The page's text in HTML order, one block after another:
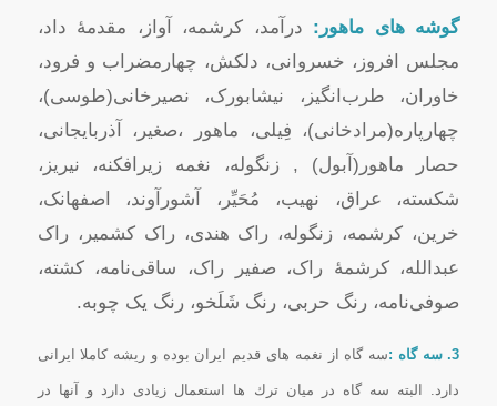
گوشه های ماهور: درآمد، کرشمه، آواز، مقدمهٔ داد،
مجلس افروز، خسروانی، دلکش، چهارمضراب و فرود،
خاوران، طرب‌انگیز، نیشابورک، نصیرخانى(طوسی)،
چهارپاره(مرادخانی)، فِیلی، ماهور ،صغیر، آذربایجانی،
حصار ماهور(آبول) , زنگوله، نغمه زیرافکنه، نیریز،
شکسته، عراق، نهیب، مُحَیِّر، آشورآوند، اصفهانک،
خرین، کرشمه، زنگوله، راک‌ هندی، راک کشمیر، راک
عبدالله، کرشمهٔ راک، صفیر راک، ساقى‌نامه، کشته،
صوفى‌نامه، رنگ حربی، رنگ شَلَخو، رنگ یک چوبه.
3. سه گاه : سه گاه از نغمه های قدیم ایران بوده و ریشه كاملا ایرانی
دارد. البته سه گاه در میان ترك ها استعمال زیادی دارد و آنها در